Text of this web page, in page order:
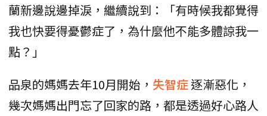
蘭新邊說邊掉淚，繼續說到：「有時候我都覺得
我也快要得憂鬱症了，為什麼他不能多體諒我一
點？」
品泉的媽媽去年10月開始， 失智症逐漸惡化，
幾次媽媽出門忘了回家的路，都是透過好心路人